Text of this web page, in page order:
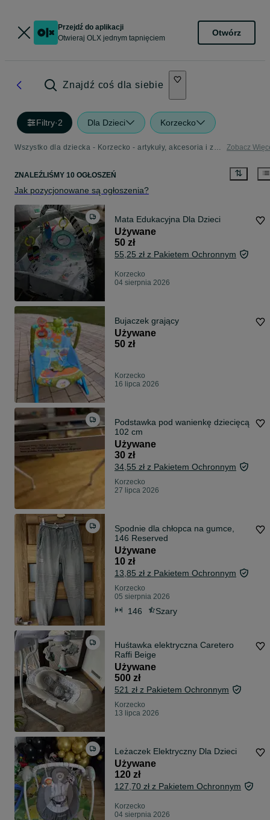
Przejdź do aplikacji
Otwieraj OLX jednym tapnięciem
Otwórz
Znajdź coś dla siebie
Filtry·2 Dla Dzieci Korzecko
Wszystko dla dziecka - Korzecko - artykuły, akcesoria i zabawki dla dzieci w Twojej okolicy Zobacz
ZNALEŹLIŚMY 10 OGŁOSZEŃ
Jak pozycjonowane są ogłoszenia?
Mata Edukacyjna Dla Dzieci
Używane
50 zł
55,25 zł z Pakietem Ochronnym
Korzecko
04 sierpnia 2026
Bujaczek grający
Używane
50 zł
Korzecko
16 lipca 2026
Podstawka pod wanienkę dziecięcą
102 cm
Używane
30 zł
34,55 zł z Pakietem Ochronnym
Korzecko
27 lipca 2026
Spodnie dla chłopca na gumce,
146 Reserved
Używane
10 zł
13,85 zł z Pakietem Ochronnym
Korzecko
05 sierpnia 2026
146 Szary
Huśtawka elektryczna Caretero
Raffi Beige
Używane
500 zł
521 zł z Pakietem Ochronnym
Korzecko
13 lipca 2026
Leżaczek Elektryczny Dla Dzieci
Używane
120 zł
127,70 zł z Pakietem Ochronnym
Korzecko
04 sierpnia 2026